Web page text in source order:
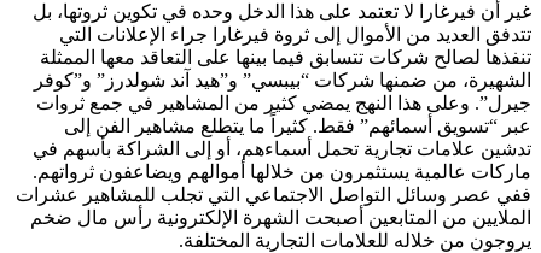
غير أن فيرغارا لا تعتمد على هذا الدخل وحده في تكوين ثروتها، بل
تتدفق العديد من الأموال إلى ثروة فيرغارا جراء الإعلانات التي
تنفذها لصالح شركات تتسابق فيما بينها على التعاقد معها الممثلة
الشهيرة، من ضمنها شركات “بيبسي” و”هيد آند شولدرز” و”كوفر
جيرل”. وعلى هذا النهج يمضي كثير من المشاهير في جمع ثروات
عبر “تسويق أسمائهم” فقط. كثيراً ما يتطلع مشاهير الفن إلى
تدشين علامات تجارية تحمل أسماءهم، أو إلى الشراكة بأسهم في
ماركات عالمية يستثمرون من خلالها أموالهم ويضاعفون ثرواتهم.
ففي عصر وسائل التواصل الاجتماعي التي تجلب للمشاهير عشرات
الملايين من المتابعين أصبحت الشهرة الإلكترونية رأس مال ضخم
يروجون من خلاله للعلامات التجارية المختلفة.